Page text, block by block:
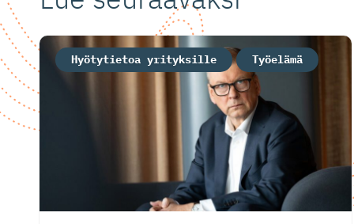
Hyötytietoa yrityksille Työelämä